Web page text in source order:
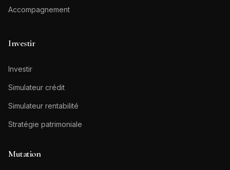
Accompagnement
Investir
Investir
Simulateur crédit
Simulateur rentabilité
Stratégie patrimoniale
Mutation